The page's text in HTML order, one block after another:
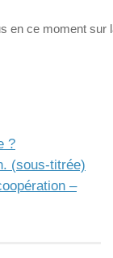
en ce moment sur
?
(sous-titrée)
–